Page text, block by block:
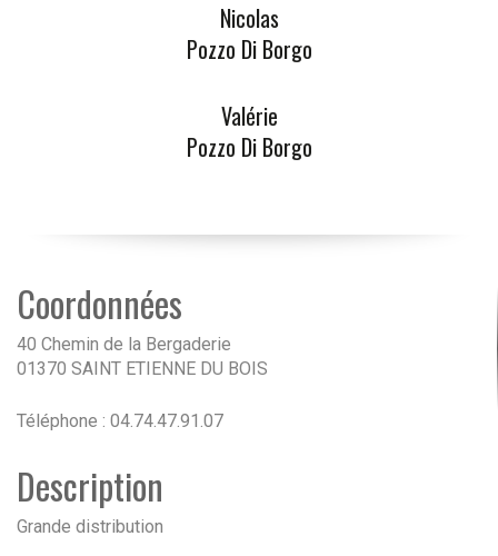
Nicolas
Pozzo Di Borgo
Valérie
Pozzo Di Borgo
Coordonnées
40 Chemin de la Bergaderie
01370 SAINT ETIENNE DU BOIS
Téléphone : 04.74.47.91.07
Description
Grande distribution